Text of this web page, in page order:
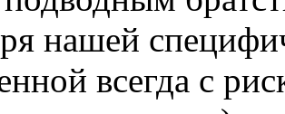
нашей
всегда с